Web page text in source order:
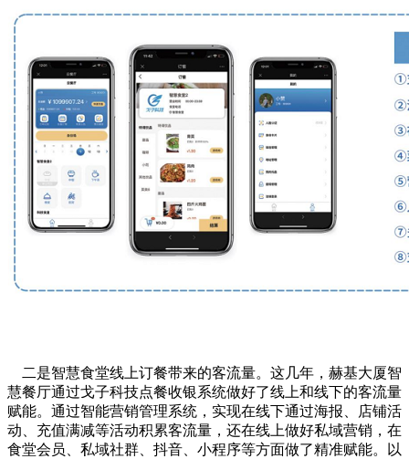
二是智慧食堂线上订餐带来的客流量。这几年，赫基大厦智
慧餐厅通过戈子科技点餐收银系统做好了线上和线下的客流量
赋能。通过智能营销管理系统，实现在线下通过海报、店铺活
动、充值满减等活动积累客流量，还在线上做好私域营销，在
食堂会员、私域社群、抖音、小程序等方面做了精准赋能。以